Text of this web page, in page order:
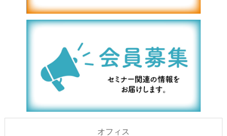
オフィス